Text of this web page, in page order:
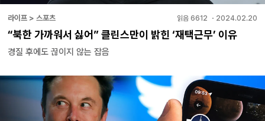
라이프 > 스포츠 읽음 6612 ・ 2024.02.20
“북한 가까워서 싫어” 클린스만이 밝힌 ‘재택근무’ 이유
경질 후에도 끊이지 않는 잡음